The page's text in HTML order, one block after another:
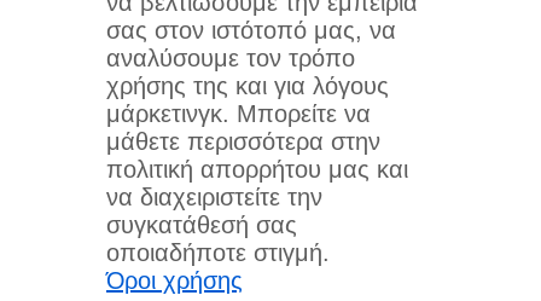
σας στον ιστότοπό μας, να
αναλύσουμε τον τρόπο
χρήσης της και για λόγους
μάρκετινγκ. Μπορείτε να
μάθετε περισσότερα στην
πολιτική απορρήτου μας και
να διαχειριστείτε την
συγκατάθεσή σας
οποιαδήποτε στιγμή.
Όροι χρήσης